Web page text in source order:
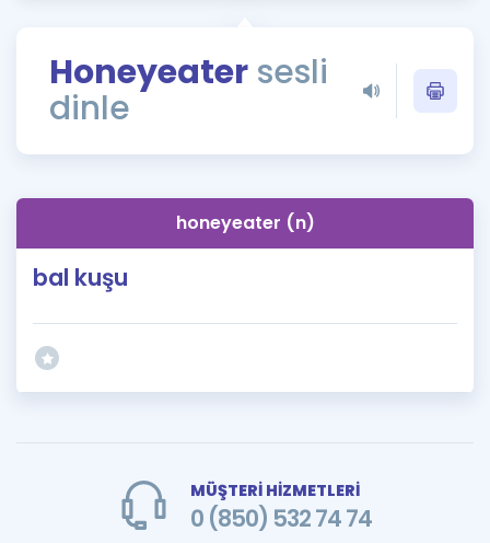
ÖSYM Sınav Takvimi
Kampanyalar
İngilizce Gramer
Honeyeater sesli
dinle
honeyeater (n)
bal kuşu
MÜŞTERİ HİZMETLERİ
0 (850) 532 74 74